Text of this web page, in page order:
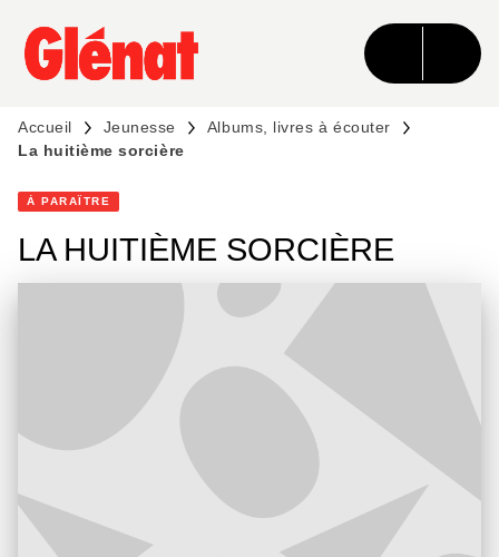
MENU RECHERCHE CONTENU
PIED DE PAGE
Accueil Jeunesse
Albums, livres à écouter
La huitième sorcière
À PARAÎTRE
LA HUITIÈME SORCIÈRE